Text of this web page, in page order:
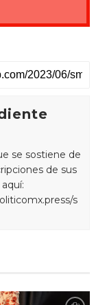
se sostiene de
de sus
s